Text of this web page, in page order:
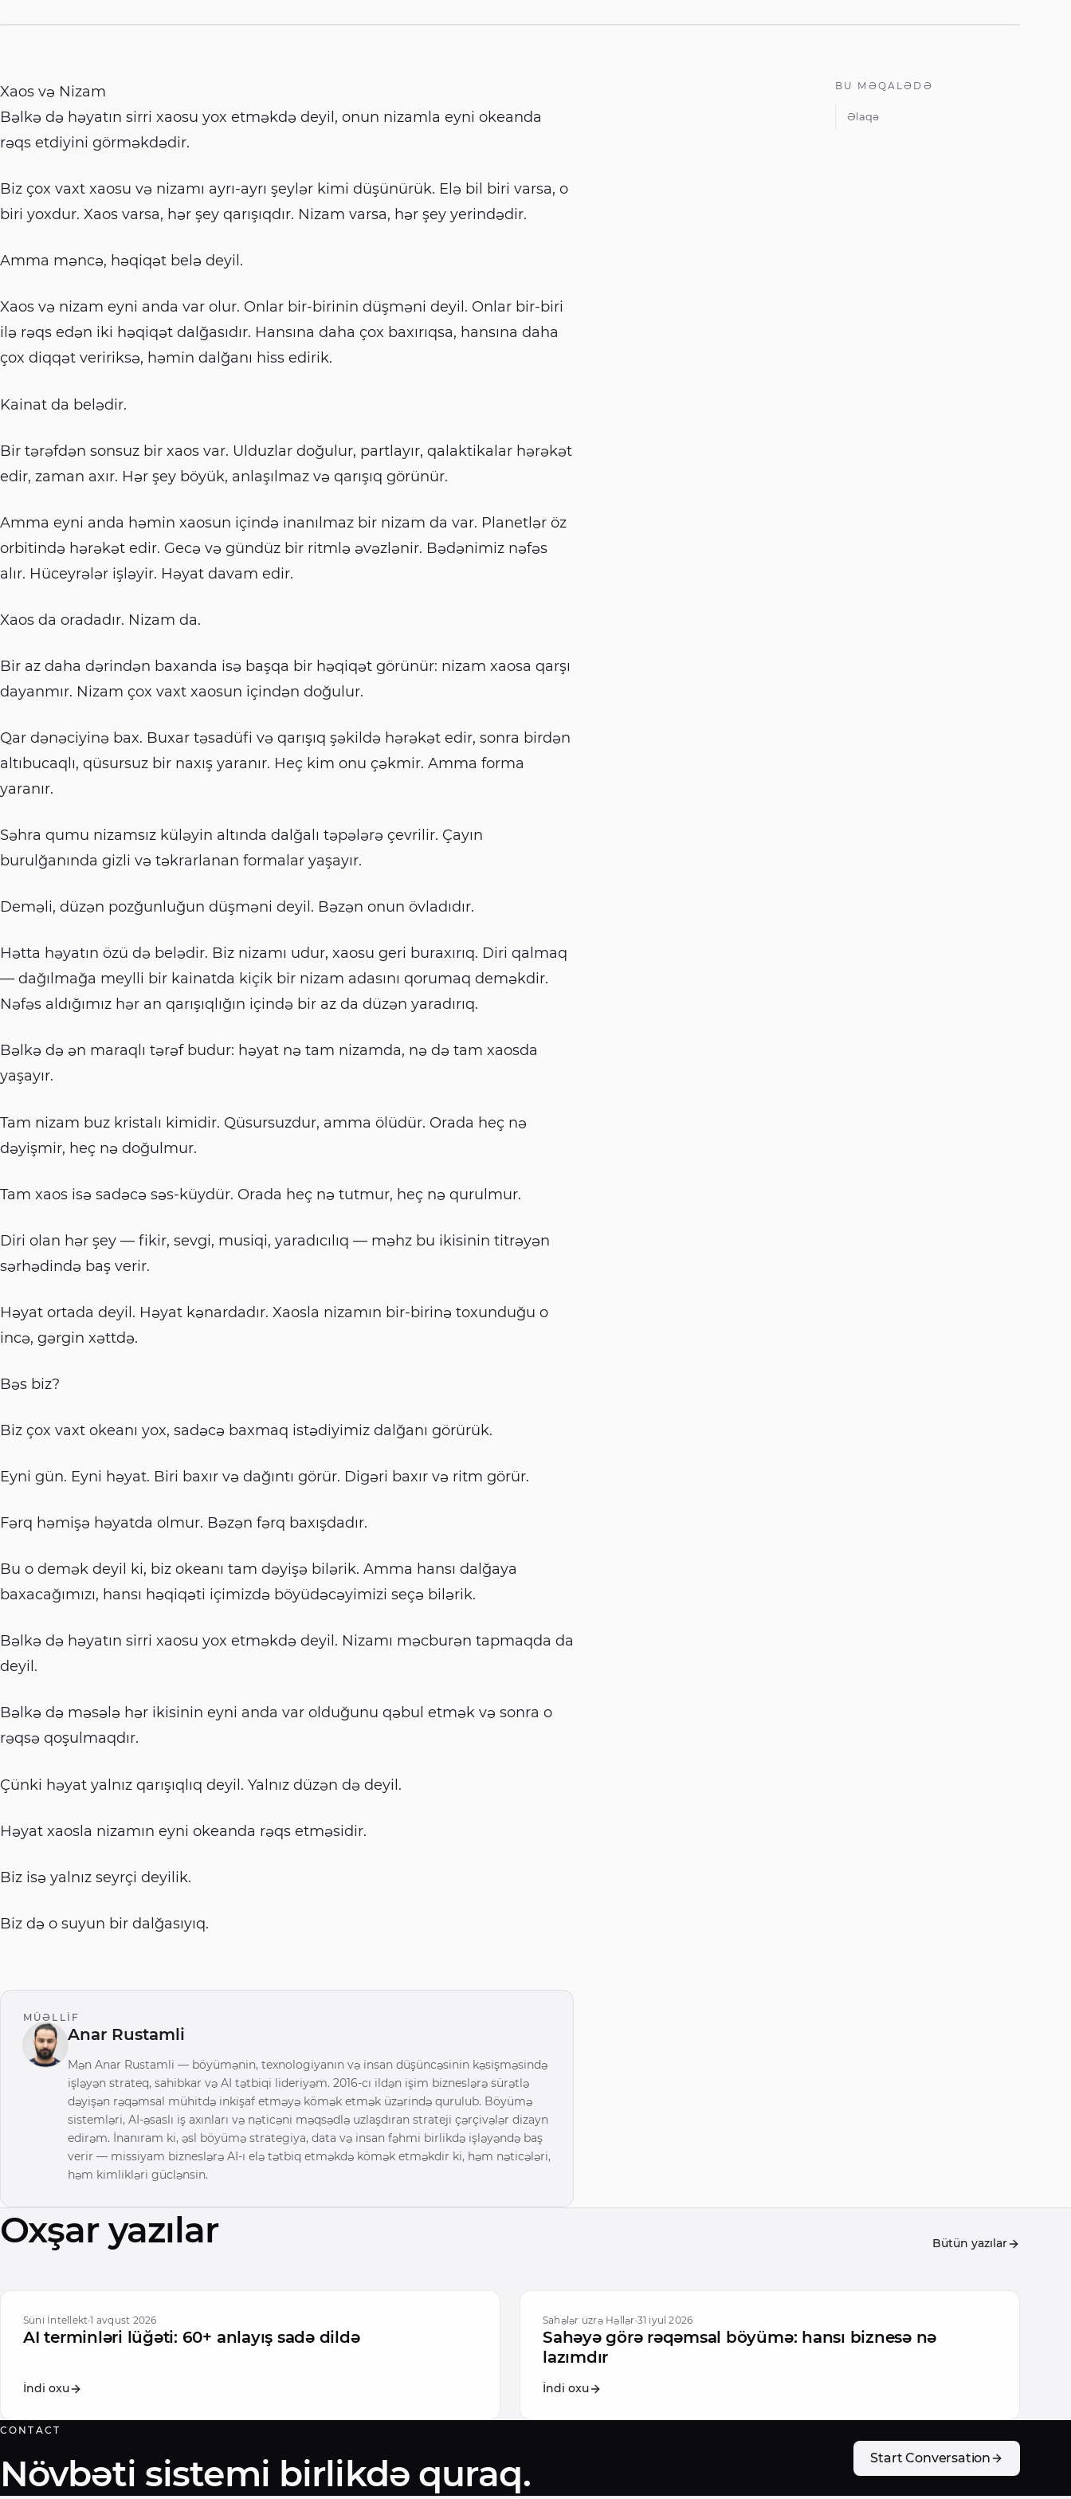
Xaos və Nizam
Bəlkə də həyatın sirri xaosu yox etməkdə deyil, onun nizamla eyni okeanda
rəqs etdiyini görməkdədir.
Biz çox vaxt xaosu və nizamı ayrı-ayrı şeylər kimi düşünürük. Elə bil biri varsa, o
biri yoxdur. Xaos varsa, hər şey qarışıqdır. Nizam varsa, hər şey yerindədir.
Amma məncə, həqiqət belə deyil.
Xaos və nizam eyni anda var olur. Onlar bir-birinin düşməni deyil. Onlar bir-biri
ilə rəqs edən iki həqiqət dalğasıdır. Hansına daha çox baxırıqsa, hansına daha
çox diqqət veririksə, həmin dalğanı hiss edirik.
Kainat da belədir.
Bir tərəfdən sonsuz bir xaos var. Ulduzlar doğulur, partlayır, qalaktikalar hərəkət
edir, zaman axır. Hər şey böyük, anlaşılmaz və qarışıq görünür.
Amma eyni anda həmin xaosun içində inanılmaz bir nizam da var. Planetlər öz
orbitində hərəkət edir. Gecə və gündüz bir ritmlə əvəzlənir. Bədənimiz nəfəs
alır. Hüceyrələr işləyir. Həyat davam edir.
Xaos da oradadır. Nizam da.
Bir az daha dərindən baxanda isə başqa bir həqiqət görünür: nizam xaosa qarşı
dayanmır. Nizam çox vaxt xaosun içindən doğulur.
Qar dənəciyinə bax. Buxar təsadüfi və qarışıq şəkildə hərəkət edir, sonra birdən
altıbucaqlı, qüsursuz bir naxış yaranır. Heç kim onu çəkmir. Amma forma
yaranır.
Səhra qumu nizamsız küləyin altında dalğalı təpələrə çevrilir. Çayın
burulğanında gizli və təkrarlanan formalar yaşayır.
Deməli, düzən pozğunluğun düşməni deyil. Bəzən onun övladıdır.
Hətta həyatın özü də belədir. Biz nizamı udur, xaosu geri buraxırıq. Diri qalmaq
— dağılmağa meylli bir kainatda kiçik bir nizam adasını qorumaq deməkdir.
Nəfəs aldığımız hər an qarışıqlığın içində bir az da düzən yaradırıq.
Bəlkə də ən maraqlı tərəf budur: həyat nə tam nizamda, nə də tam xaosda
yaşayır.
Tam nizam buz kristalı kimidir. Qüsursuzdur, amma ölüdür. Orada heç nə
dəyişmir, heç nə doğulmur.
Tam xaos isə sadəcə səs-küydür. Orada heç nə tutmur, heç nə qurulmur.
Diri olan hər şey — fikir, sevgi, musiqi, yaradıcılıq — məhz bu ikisinin titrəyən
sərhədində baş verir.
Həyat ortada deyil. Həyat kənardadır. Xaosla nizamın bir-birinə toxunduğu o
incə, gərgin xəttdə.
Bəs biz?
Biz çox vaxt okeanı yox, sadəcə baxmaq istədiyimiz dalğanı görürük.
Eyni gün. Eyni həyat. Biri baxır və dağıntı görür. Digəri baxır və ritm görür.
Fərq həmişə həyatda olmur. Bəzən fərq baxışdadır.
Bu o demək deyil ki, biz okeanı tam dəyişə bilərik. Amma hansı dalğaya
baxacağımızı, hansı həqiqəti içimizdə böyüdəcəyimizi seçə bilərik.
Bəlkə də həyatın sirri xaosu yox etməkdə deyil. Nizamı məcburən tapmaqda da
deyil.
Bəlkə də məsələ hər ikisinin eyni anda var olduğunu qəbul etmək və sonra o
rəqsə qoşulmaqdır.
Çünki həyat yalnız qarışıqlıq deyil. Yalnız düzən də deyil.
Həyat xaosla nizamın eyni okeanda rəqs etməsidir.
Biz isə yalnız seyrçi deyilik.
Biz də o suyun bir dalğasıyıq.
MÜƏLLIF
Anar Rustamli
Mən Anar Rustamli — böyümənin, texnologiyanın və insan düşüncəsinin kəsişməsində
işləyən strateq, sahibkar və AI tətbiqi lideriyəm. 2016-cı ildən işim bizneslərə sürətlə
dəyişən rəqəmsal mühitdə inkişaf etməyə kömək etmək üzərində qurulub. Böyümə
sistemləri, AI-əsaslı iş axınları və nəticəni məqsədlə uzlaşdıran strateji çərçivələr dizayn
edirəm. İnanıram ki, əsl böyümə strategiya, data və insan fəhmi birlikdə işləyəndə baş
verir — missiyam bizneslərə AI-ı elə tətbiq etməkdə kömək etməkdir ki, həm nəticələri,
həm kimlikləri güclənsin.
BU MƏQALƏDƏ
Əlaqə
Oxşar yazılar Bütün yazılar
Süni İntellekt 1 avqust 2026
AI terminləri lüğəti: 60+ anlayış sadə dildə
İndi oxu
Sahələr üzrə Həllər 31 iyul 2026
Sahəyə görə rəqəmsal böyümə: hansı biznesə nə
lazımdır
İndi oxu
CONTACT
Növbəti sistemi birlikdə quraq. Start Conversation